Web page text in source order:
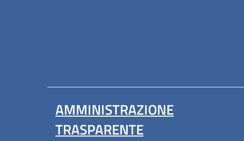
AMMINISTRAZIONE
TRASPARENTE